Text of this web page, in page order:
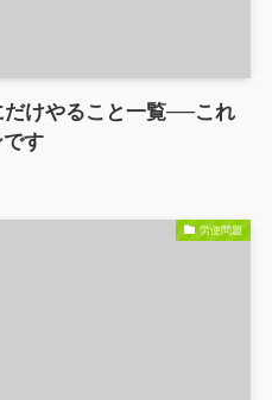
けやること一覧──これ
す
労使問題